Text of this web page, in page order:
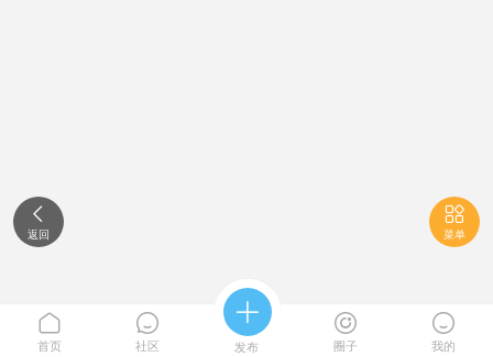

返回

菜单

首页

社区

发布

圈子

我的